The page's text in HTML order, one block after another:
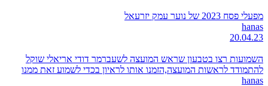
מפעלי פסח 2023 של נוער עמק יזרעאל
hanas
20.04.23
השמועות רצו בטבעון שראש המועצה לשעברמר דודי אריאלי שוקל
להתמודד לראשות המועצה,הזמנו אותו לראיון בכדי לשמוע זאת ממנו
hanas